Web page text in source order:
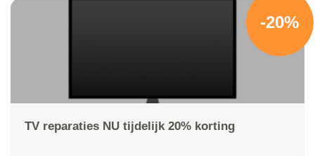
-20%
TV reparaties NU tijdelijk 20% korting